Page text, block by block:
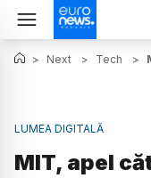
> Next > Tech >
LUMEA DIGITALĂ
MIT, apel